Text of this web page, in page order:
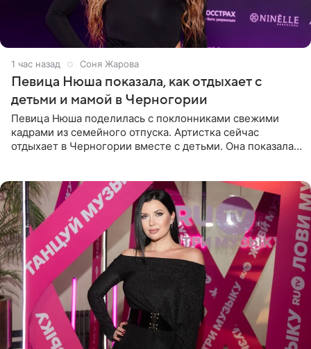
1 час назад Соня Жарова
Певица Нюша показала, как отдыхает с
детьми и мамой в Черногории
Певица Нюша поделилась с поклонниками свежими
кадрами из семейного отпуска. Артистка сейчас
отдыхает в Черногории вместе с детьми. Она показала,